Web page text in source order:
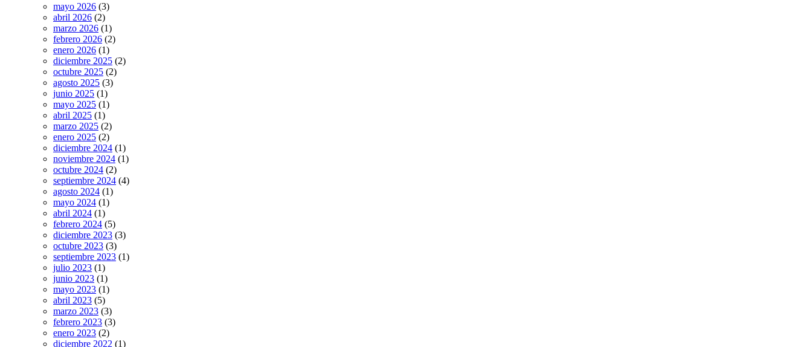
mayo 2026 (3)
abril 2026 (2)
marzo 2026 (1)
febrero 2026 (2)
enero 2026 (1)
diciembre 2025 (2)
octubre 2025 (2)
agosto 2025 (3)
junio 2025 (1)
mayo 2025 (1)
abril 2025 (1)
marzo 2025 (2)
enero 2025 (2)
diciembre 2024 (1)
noviembre 2024 (1)
octubre 2024 (2)
septiembre 2024 (4)
agosto 2024 (1)
mayo 2024 (1)
abril 2024 (1)
febrero 2024 (5)
diciembre 2023 (3)
octubre 2023 (3)
septiembre 2023 (1)
julio 2023 (1)
junio 2023 (1)
mayo 2023 (1)
abril 2023 (5)
marzo 2023 (3)
febrero 2023 (3)
enero 2023 (2)
diciembre 2022 (1)